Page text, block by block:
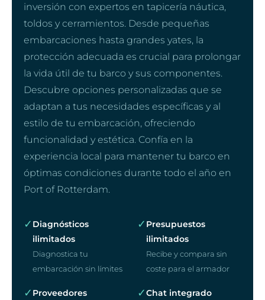
inversión con expertos en tapicería náutica,
toldos y cerramientos. Desde pequeñas
embarcaciones hasta grandes yates, la
protección adecuada es crucial para prolongar
la vida útil de tu barco y sus componentes.
Descubre opciones personalizadas que se
adaptan a tus necesidades específicas y al
estilo de tu embarcación, ofreciendo
funcionalidad y estética. Confía en la
experiencia local para mantener tu barco en
óptimas condiciones durante todo el año en
Port of Rotterdam.
✓ Diagnósticos
ilimitados
Diagnostica tu
embarcación sin límites
✓ Presupuestos
ilimitados
Recibe y compara sin
coste para el armador
✓ Proveedores ✓Chat integrado